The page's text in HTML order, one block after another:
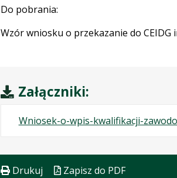
Do pobrania:
Wzór wniosku o przekazanie do
Załączniki:
Wniosek-o-wpis-kwalifikacji-
Drukuj Zapisz do PDF